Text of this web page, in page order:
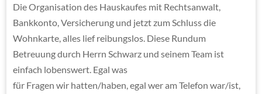
Die Organisation des Hauskaufes mit Rechtsanwalt,
Bankkonto, Versicherung und jetzt zum Schluss die
Wohnkarte, alles lief reibungslos. Diese Rundum
Betreuung durch Herrn Schwarz und seinem Team ist
einfach lobenswert. Egal was
für Fragen wir hatten/haben, egal wer am Telefon war/ist,